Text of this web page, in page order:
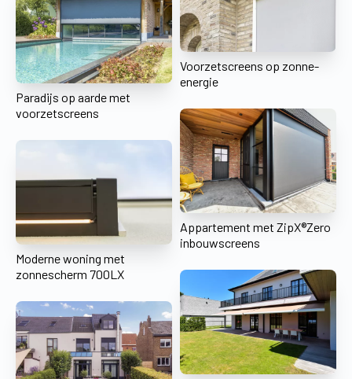
Paradijs op aarde met
voorzetscreens
Moderne woning met
zonnescherm 700LX
Voorzetscreens op zonne-
energie
Appartement met ZipX®Zero
inbouwscreens